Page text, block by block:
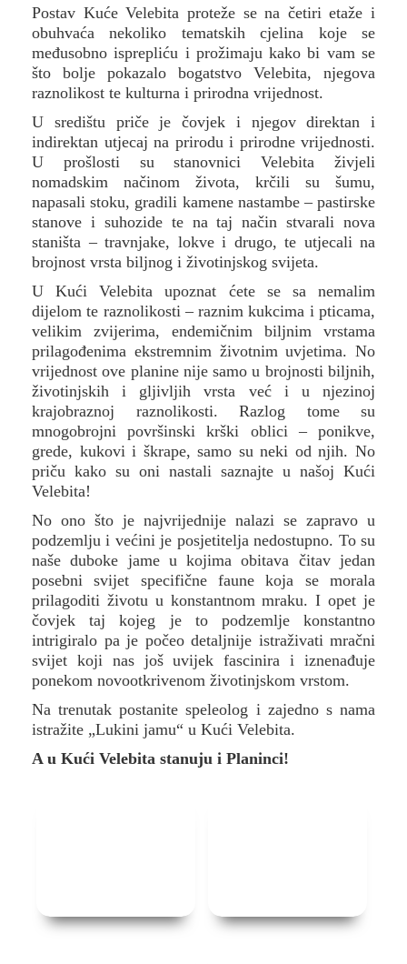
Postav Kuće Velebita proteže se na četiri etaže i
obuhvaća nekoliko tematskih cjelina koje se
međusobno isprepliću i prožimaju kako bi vam se
što bolje pokazalo bogatstvo Velebita, njegova
raznolikost te kulturna i prirodna vrijednost.
U središtu priče je čovjek i njegov direktan i
indirektan utjecaj na prirodu i prirodne vrijednosti.
U prošlosti su stanovnici Velebita živjeli
nomadskim načinom života, krčili su šumu,
napasali stoku, gradili kamene nastambe – pastirske
stanove i suhozide te na taj način stvarali nova
staništa – travnjake, lokve i drugo, te utjecali na
brojnost vrsta biljnog i životinjskog svijeta.
U Kući Velebita upoznat ćete se sa nemalim
dijelom te raznolikosti – raznim kukcima i pticama,
velikim zvijerima, endemičnim biljnim vrstama
prilagođenima ekstremnim životnim uvjetima. No
vrijednost ove planine nije samo u brojnosti biljnih,
životinjskih i gljivljih vrsta već i u njezinoj
krajobraznoj raznolikosti. Razlog tome su
mnogobrojni površinski krški oblici – ponikve,
grede, kukovi i škrape, samo su neki od njih. No
priču kako su oni nastali saznajte u našoj Kući
Velebita!
No ono što je najvrijednije nalazi se zapravo u
podzemlju i većini je posjetitelja nedostupno. To su
naše duboke jame u kojima obitava čitav jedan
posebni svijet specifične faune koja se morala
prilagoditi životu u konstantnom mraku. I opet je
čovjek taj kojeg je to podzemlje konstantno
intrigiralo pa je počeo detaljnije istraživati mračni
svijet koji nas još uvijek fascinira i iznenađuje
ponekom novootkrivenom životinjskom vrstom.
Na trenutak postanite speleolog i zajedno s nama
istražite „Lukini jamu“ u Kući Velebita.
A u Kući Velebita stanuju i Planinci!